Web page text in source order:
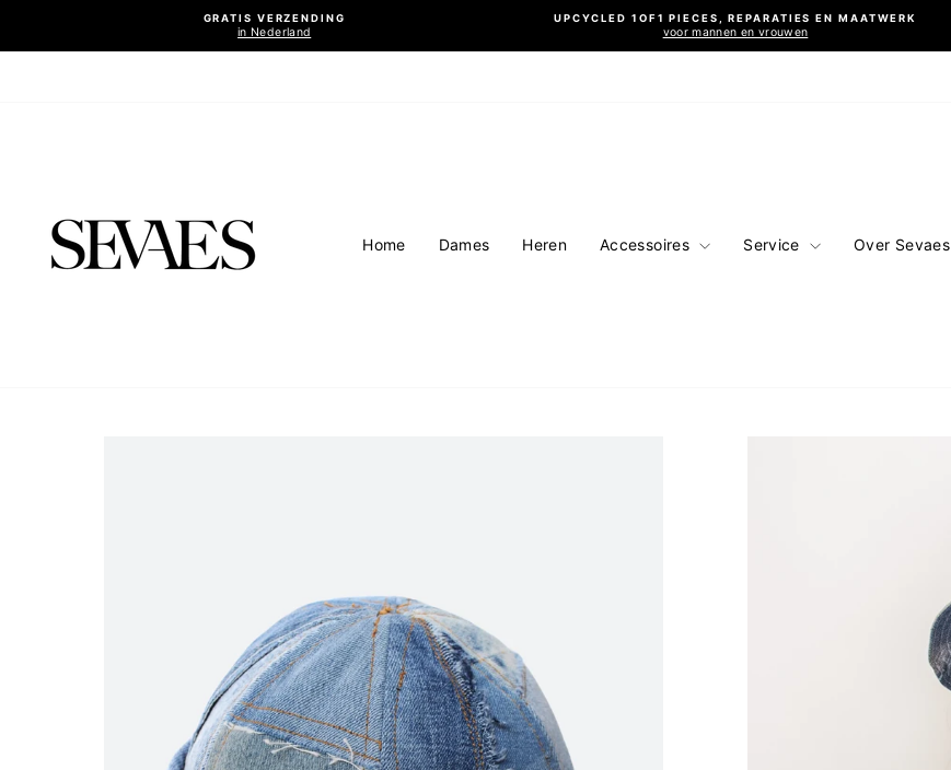
inhoud
Diavoorstelling
pauzeren
GRATIS VERZENDING
in Nederland
UPCYCLED 1OF1 PIECES, REPARATIES EN MAATWERK
voor mannen en vrouwen
Home Dames Heren Accessoires Service Over Sevaes